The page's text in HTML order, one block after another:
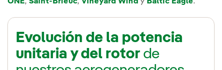
ONE, Saint-Brieuc, Vineyard Wind y Baltic Eagle.
Evolución de la potencia
unitaria y del rotor de